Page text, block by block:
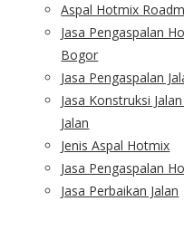
Aspal Hotmix
Jasa Pengaspalan
Bogor
Jasa Pengaspalan
Jasa Konstruksi
Jalan
Jenis Aspal Hotmix
Jasa Pengaspalan
Jasa Perbaikan Jalan